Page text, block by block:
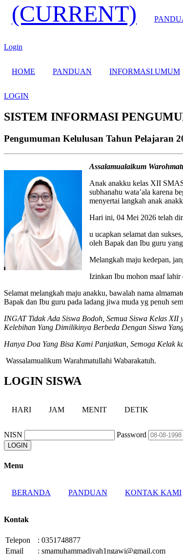
(CURRENT)
Login
HOME PANDUAN INFORMASI UMUM
LOGIN
SISTEM INFORMASI
Pengumuman Kelulusan Tahun Pelajaran
Assalamualaikum
Anak anakku kelas XII
subhanahu wata’ala karena
menyertai langkah anak
Hari ini, 04 Mei 2026 telah
u ucapkan selamat dan
oleh Bapak dan Ibu guru
Melangkah maju kedepan,
Izinkan Ibu mohon maaf
Selamat melangkah maju anakku, bawalah nama
Bapak dan Ibu guru pada ladang jiwa muda yg penuh
INGAT Tidak Ada Siswa Bodoh, Semua Siswa Kelas
Kelebihan Yang Dimilikinya Berbeda Dengan Siswa
Hanya Doa Yang Bisa Kami Panjatkan, Semoga Kelak
Wassalamualikum Warahmatullahi Wabarakatuh.
LOGIN SISWA
HARI JAM MENIT DETIK
NISN Password
Menu
BERANDA PANDUAN KONTAK KAMI
Kontak
Telepon : 0351748877
Email
: smamuhammadiyah1ngawi@gmail.com